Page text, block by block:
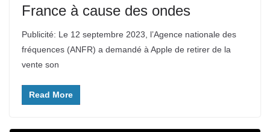
France à cause des ondes
Publicité: Le 12 septembre 2023, l’Agence nationale des
fréquences (ANFR) a demandé à Apple de retirer de la
vente son
Read More